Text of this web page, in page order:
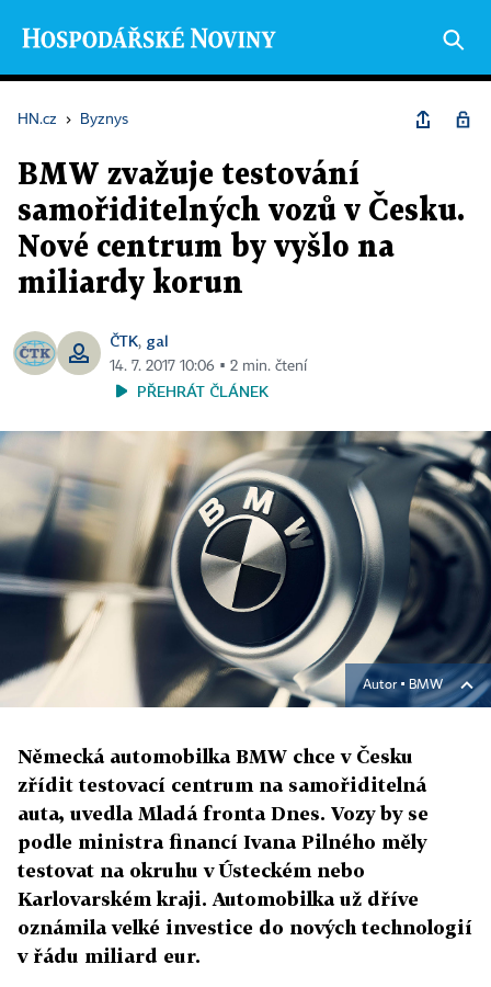
HN.cz › Byznys
BMW zvažuje testování
samořiditelných vozů v Česku.
Nové centrum by vyšlo na
miliardy korun
ČTK, gal
14. 7. 2017 10:06 ▪ 2 min. čtení
PŘEHRÁT ČLÁNEK
Autor ▪ BMW
Německá automobilka BMW chce v Česku
zřídit testovací centrum na samořiditelná
auta, uvedla Mladá fronta Dnes. Vozy by se
podle ministra financí Ivana Pilného měly
testovat na okruhu v Ústeckém nebo
Karlovarském kraji. Automobilka už dříve
oznámila velké investice do nových technologií
v řádu miliard eur.